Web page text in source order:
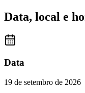
Data, local e
Data
19 de setembro de 2026